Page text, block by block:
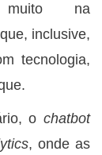
muito na
inclusive,
tecnologia,
o chatbot
, onde as